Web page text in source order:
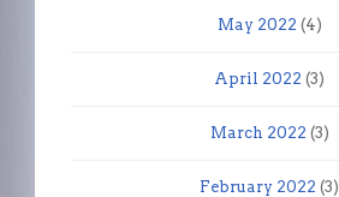
May 2022 (4)
April 2022 (3)
March 2022 (3)
February 2022 (3)